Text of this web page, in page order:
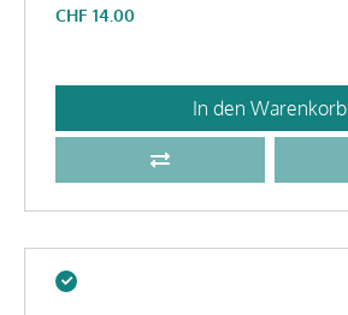
CHF 14.00
In den Warenkorb